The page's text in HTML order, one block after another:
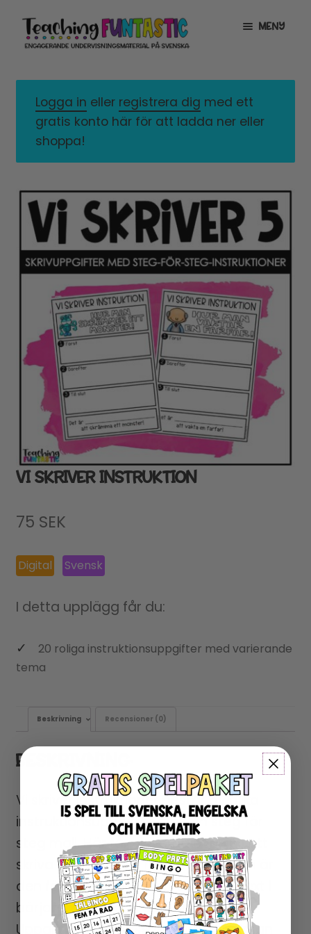
Hoppa
till
navigering
Gå
till
innehåll
MENY
MITT KONTO
GRATISMATERIAL
LICENSER
EXPANDERA
UNDERMENY
TYPSNITT
Logga in eller registrera dig med ett
gratis konto här för att ladda ner eller
shoppa!
VI SKRIVER INSTRUKTION
75 SEK
Digital Svensk
I detta upplägg får du:
20 roliga instruktionsuppgifter med varierande
tema
Beskrivning Recensioner (0)
BESKRIVNING
Vi skriver instruktioner består av olika
instruktionsuppgifter med en steg för
steg mall. Här får eleverna övning i att
skriva information i rätt ordning, och är
den första början till att dela upp text i
början, mitten och avslutning.
Uppgifterna anpassas genom att man